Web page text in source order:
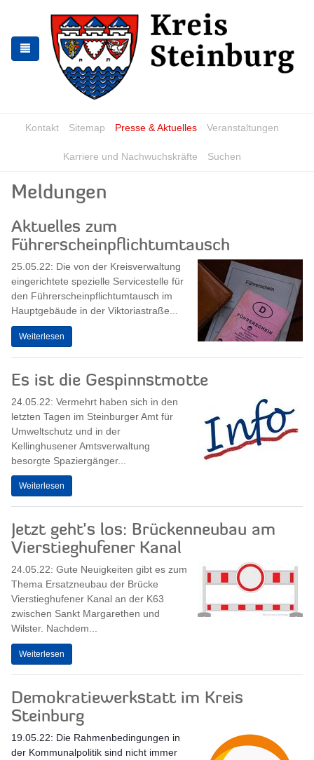
springen
springen
Kontakt Sitemap Presse & Aktuelles Veranstaltungen
Karriere und Nachwuchskräfte Suchen
Meldungen
Aktuelles zum
Führerscheinpflichtumtausch
25.05.22: Die von der Kreisverwaltung
eingerichtete spezielle Servicestelle für
den Führerscheinpflichtumtausch im
Hauptgebäude in der Viktoriastraße...
Weiterlesen
Es ist die Gespinnstmotte
24.05.22: Vermehrt haben sich in den
letzten Tagen im Steinburger Amt für
Umweltschutz und in der
Kellinghusener Amtsverwaltung
besorgte Spaziergänger...
Weiterlesen
Jetzt geht’s los: Brückenneubau am
Vierstieghufener Kanal
24.05.22: Gute Neuigkeiten gibt es zum
Thema Ersatzneubau der Brücke
Vierstieghufener Kanal an der K63
zwischen Sankt Margarethen und
Wilster. Nachdem...
Weiterlesen
Demokratiewerkstatt im Kreis
Steinburg
19.05.22: Die Rahmenbedingungen in
der Kommunalpolitik sind nicht immer